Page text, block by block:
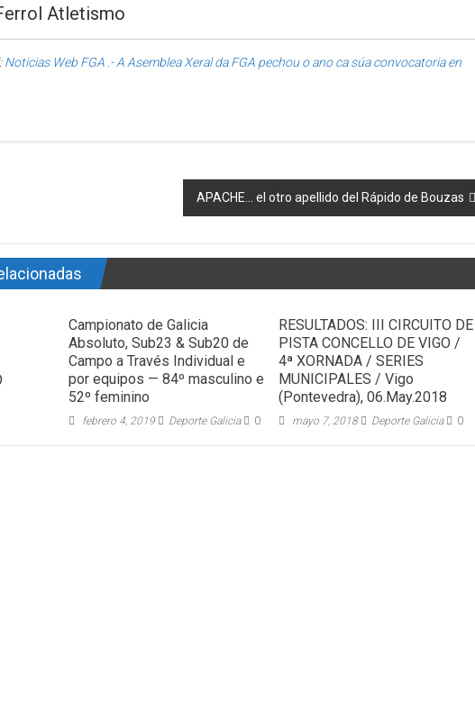
Atletismo
Noticias Web FGA .- A Asemblea Xeral da FGA pechou o ano ca súa convocatoria en
APACHE… el otro apellido del Rápido de Bouzas
Campionato de Galicia
Absoluto, Sub23 & Sub20 de
Campo a Través Individual e
por equipos — 84º masculino e
52º feminino
febrero 4, 2019 Deporte Galicia 0
RESULTADOS: III CIRCUITO DE
PISTA CONCELLO DE VIGO /
4ª XORNADA / SERIES
MUNICIPALES / Vigo
(Pontevedra), 06.May.2018
mayo 7, 2018 Deporte Galicia 0